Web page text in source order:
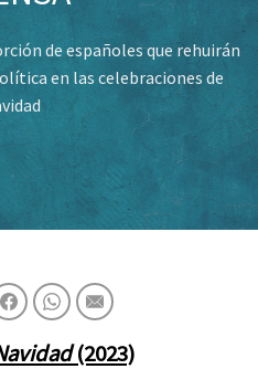
de españoles que rehuirán
en las celebraciones de
(2023)